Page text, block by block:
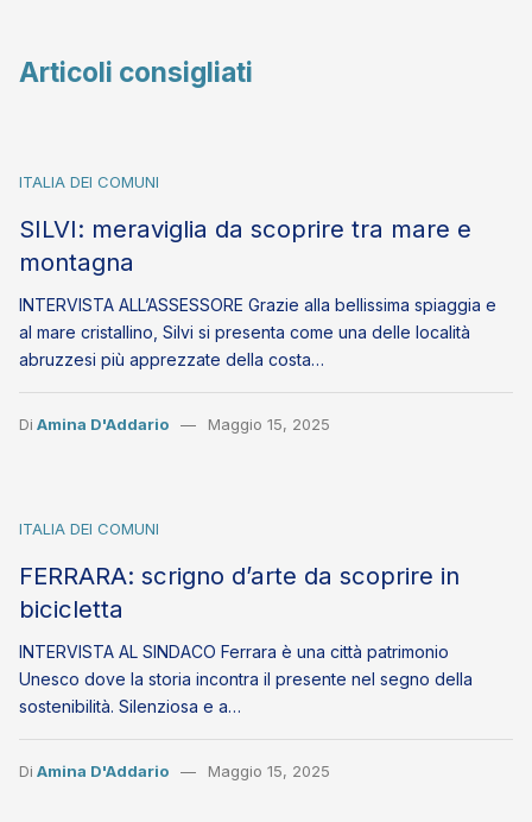
Articoli consigliati
ITALIA DEI COMUNI
SILVI: meraviglia da scoprire tra mare e
montagna
INTERVISTA ALL’ASSESSORE Grazie alla bellissima spiaggia e
al mare cristallino, Silvi si presenta come una delle località
abruzzesi più apprezzate della costa…
Di Amina D'Addario Maggio 15, 2025
ITALIA DEI COMUNI
FERRARA: scrigno d’arte da scoprire in
bicicletta
INTERVISTA AL SINDACO Ferrara è una città patrimonio
Unesco dove la storia incontra il presente nel segno della
sostenibilità. Silenziosa e a…
Di Amina D'Addario Maggio 15, 2025